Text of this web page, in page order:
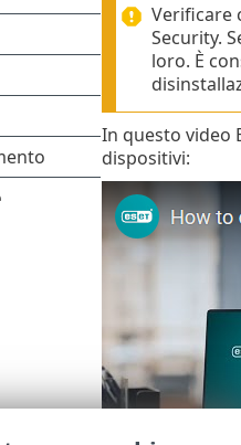
Verificare
Security.
loro. È
In questo video
dispositivi: